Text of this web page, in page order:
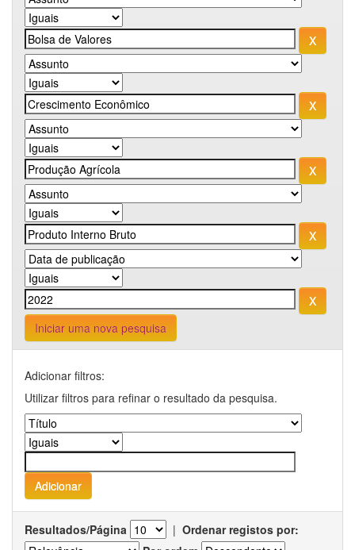
Iniciar uma nova pesquisa
Adicionar filtros:
Utilizar filtros para refinar o resultado da pesquisa.
Resultados/Página | Ordenar registos por: